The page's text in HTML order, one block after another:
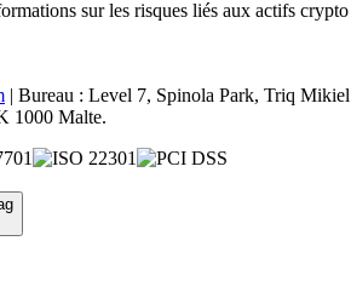
sur les risques liés aux actifs crypto
| Bureau : Level 7, Spinola Park, Triq Mikiel
1000 Malte.